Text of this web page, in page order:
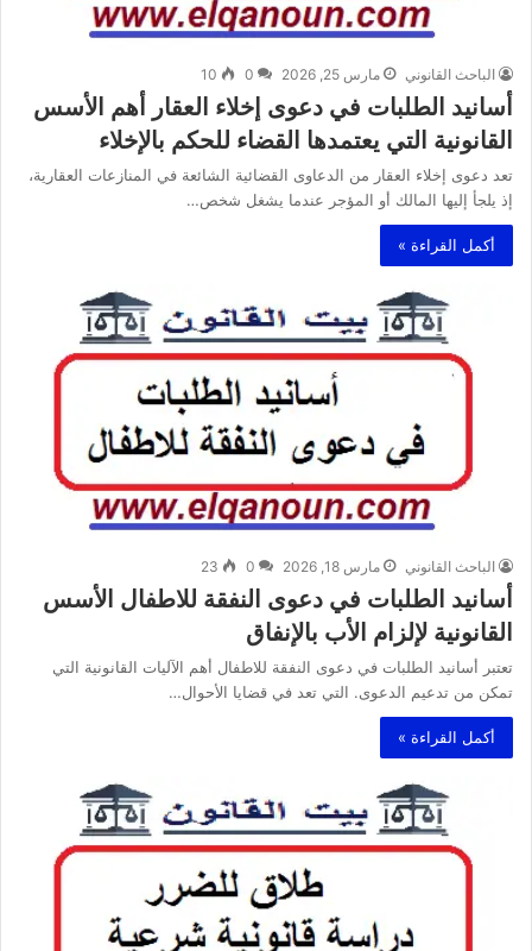
الباحث القانوني مارس 25, 2026 0
10
أسانيد الطلبات في دعوى إخلاء العقار أهم الأسس
القانونية التي يعتمدها القضاء للحكم بالإخلاء
تعد دعوى إخلاء العقار من الدعاوى القضائية الشائعة في المنازعات العقارية،
إذ يلجأ إليها المالك أو المؤجر عندما يشغل شخص…
أكمل القراءة »
الباحث القانوني مارس 18, 2026 0
23
أسانيد الطلبات في دعوى النفقة للاطفال الأسس
القانونية لإلزام الأب بالإنفاق
تعتبر أسانيد الطلبات في دعوى النفقة للاطفال أهم الآليات القانونية التي
تمكن من تدعيم الدعوى. التي تعد في قضايا الأحوال…
أكمل القراءة »